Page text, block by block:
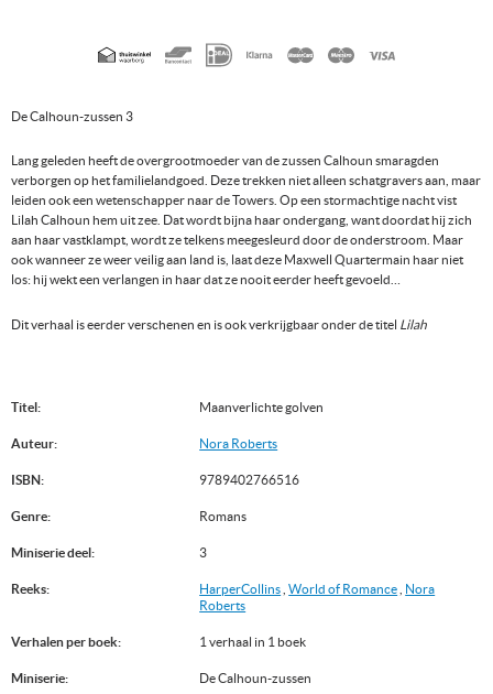
De Calhoun-zussen 3
Lang geleden heeft de overgrootmoeder van de zussen Calhoun smaragden
verborgen op het familielandgoed. Deze trekken niet alleen schatgravers aan, maar
leiden ook een wetenschapper naar de Towers. Op een stormachtige nacht vist
Lilah Calhoun hem uit zee. Dat wordt bijna haar ondergang, want doordat hij zich
aan haar vastklampt, wordt ze telkens meegesleurd door de onderstroom. Maar
ook wanneer ze weer veilig aan land is, laat deze Maxwell Quartermain haar niet
los: hij wekt een verlangen in haar dat ze nooit eerder heeft gevoeld…
Dit verhaal is eerder verschenen en is ook verkrijgbaar onder de titel Lilah
Titel: Maanverlichte golven
Auteur: Nora Roberts
ISBN: 9789402766516
Genre: Romans
Miniserie deel: 3
Reeks: HarperCollins ,World of Romance
Nora
Roberts
Verhalen per boek: 1 verhaal in 1 boek
Miniserie: De Calhoun-zussen
Geaccepteerde